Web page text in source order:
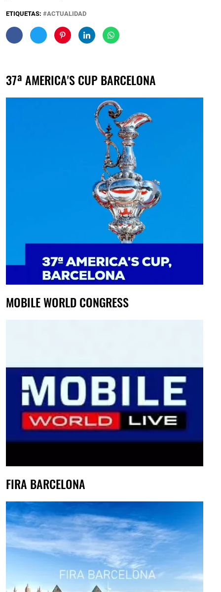
ETIQUETAS: ACTUALIDAD
37ª AMERICA'S CUP BARCELONA
MOBILE WORLD CONGRESS
FIRA BARCELONA